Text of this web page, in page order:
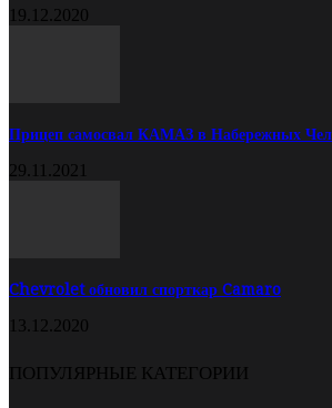
19.12.2020
Прицеп самосвал КАМАЗ в Набережных
29.11.2021
Chevrolet обновил спорткар Camaro
13.12.2020
ПОПУЛЯРНЫЕ КАТЕГОРИИ